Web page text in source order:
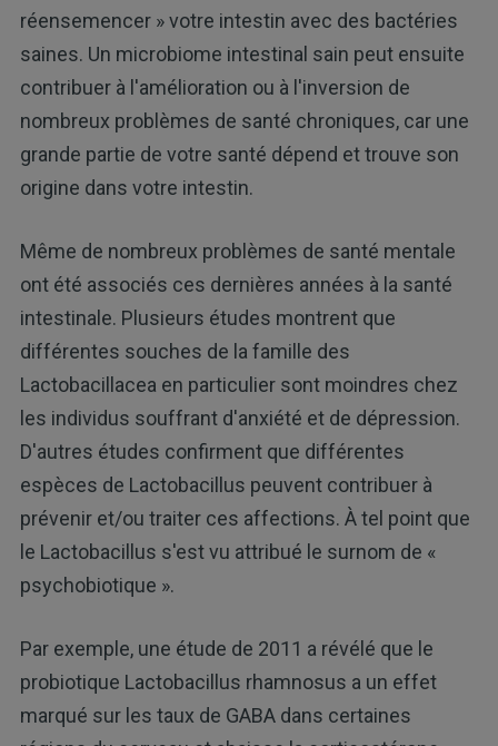
réensemencer » votre intestin avec des bactéries
saines. Un microbiome intestinal sain peut ensuite
contribuer à l'amélioration ou à l'inversion de
nombreux problèmes de santé chroniques, car une
grande partie de votre santé dépend et trouve son
origine dans votre intestin.
Même de nombreux problèmes de santé mentale
ont été associés ces dernières années à la santé
intestinale. Plusieurs études montrent que
différentes souches de la famille des
Lactobacillacea en particulier sont moindres chez
les individus souffrant d'anxiété et de dépression.
D'autres études confirment que différentes
espèces de Lactobacillus peuvent contribuer à
prévenir et/ou traiter ces affections. À tel point que
le Lactobacillus s'est vu attribué le surnom de «
psychobiotique ».
Par exemple, une étude de 2011 a révélé que le
probiotique Lactobacillus rhamnosus a un effet
marqué sur les taux de GABA dans certaines